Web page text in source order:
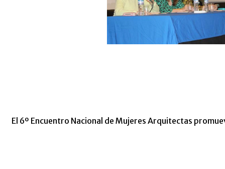
El 6º Encuentro Nacional de Mujeres Arquitectas